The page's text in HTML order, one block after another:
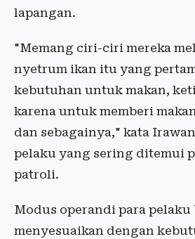
lapangan.
"Memang ciri-ciri mereka
nyetrum ikan itu yang
kebutuhan untuk makan,
karena untuk memberi
dan sebagainya," kata
pelaku yang sering ditemui
patroli.
Modus operandi para pelaku
menyesuaikan dengan